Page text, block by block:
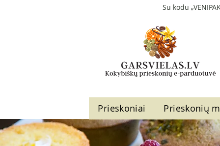
Su kodu
Prieskoniai Prieskonių